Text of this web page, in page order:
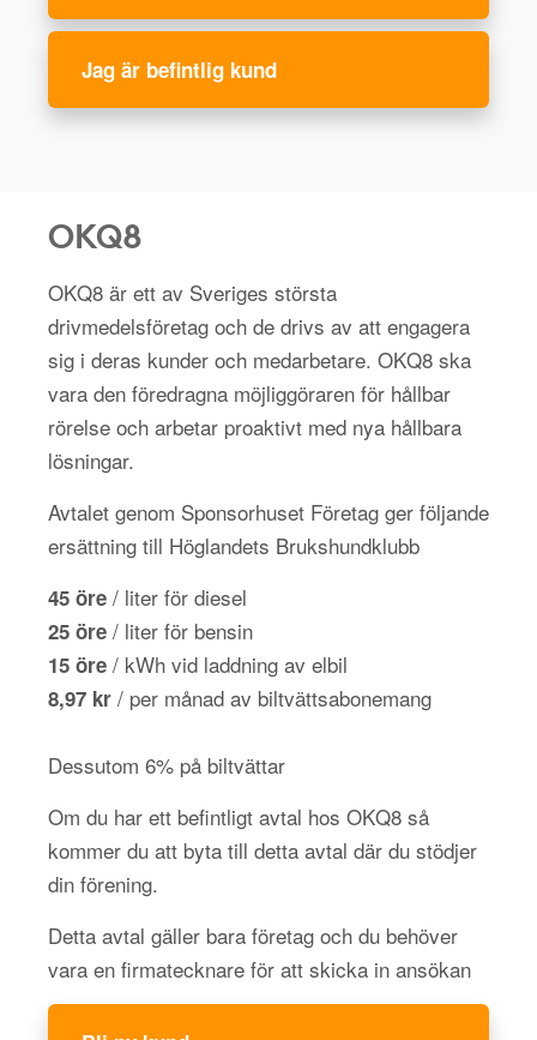
Jag är befintlig kund
OKQ8
OKQ8 är ett av Sveriges största
drivmedelsföretag och de drivs av att engagera
sig i deras kunder och medarbetare. OKQ8 ska
vara den föredragna möjliggöraren för hållbar
rörelse och arbetar proaktivt med nya hållbara
lösningar.
Avtalet genom Sponsorhuset Företag ger följande
ersättning till Höglandets Brukshundklubb
45 öre / liter för diesel
25 öre / liter för bensin
15 öre / kWh vid laddning av elbil
8,97 kr / per månad av biltvättsabonemang
Dessutom 6% på biltvättar
Om du har ett befintligt avtal hos OKQ8 så
kommer du att byta till detta avtal där du stödjer
din förening.
Detta avtal gäller bara företag och du behöver
vara en firmatecknare för att skicka in ansökan